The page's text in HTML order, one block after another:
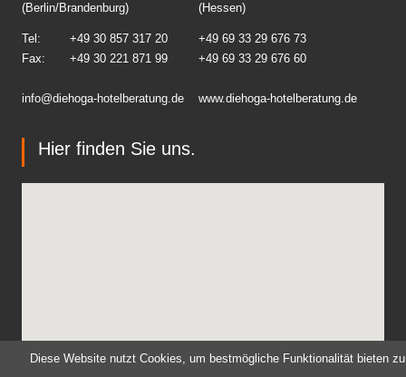
(Berlin/Brandenburg)
(Hessen)
Tel: +49 30 857 317 20
+49 69 33 29 676 73
Fax:
+49 30 221 871 99 +49 69 33 29 676 60
info@diehoga-hotelberatung.de www.diehoga-hotelberatung.de
Hier finden Sie uns.
Diese Website nutzt Cookies, um bestmögliche Funktionalität bieten zu